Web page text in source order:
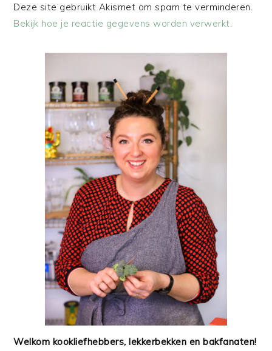
Deze site gebruikt Akismet om spam te verminderen.
Bekijk hoe je reactie gegevens worden verwerkt
Welkom kookliefhebbers, lekkerbekken en bakfanaten!